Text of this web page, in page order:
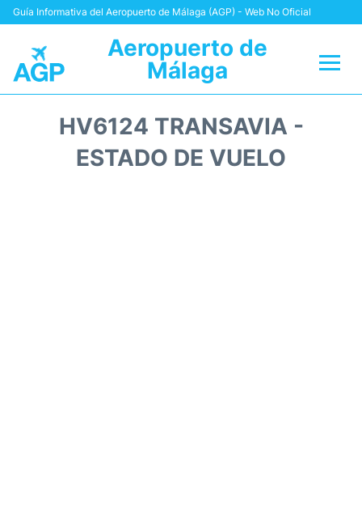
Guía Informativa del Aeropuerto de Málaga (AGP) - Web No Oficial
Aeropuerto de
Málaga
HV6124 TRANSAVIA -
ESTADO DE VUELO